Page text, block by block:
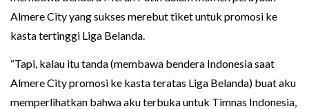
Almere City yang sukses merebut tiket untuk promosi ke
kasta tertinggi Liga Belanda.
“Tapi, kalau itu tanda (membawa bendera Indonesia saat
Almere City promosi ke kasta teratas Liga Belanda) buat aku
memperlihatkan bahwa aku terbuka untuk Timnas Indonesia,